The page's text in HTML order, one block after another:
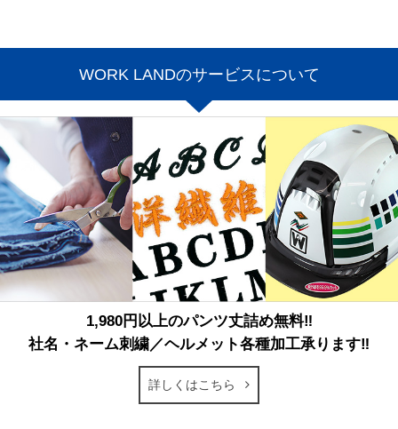
WORK LANDのサービスについて
1,980円以上のパンツ丈詰め無料‼
社名・ネーム刺繍／ヘルメット各種加工承ります‼
詳しくはこちら